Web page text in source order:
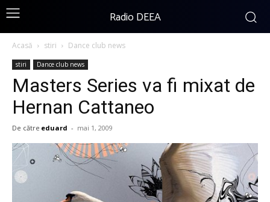
Radio DEEA
Acasă stiri Dance club news
stiri Dance club news
Masters Series va fi mixat de
Hernan Cattaneo
De către eduard - mai 1, 2009